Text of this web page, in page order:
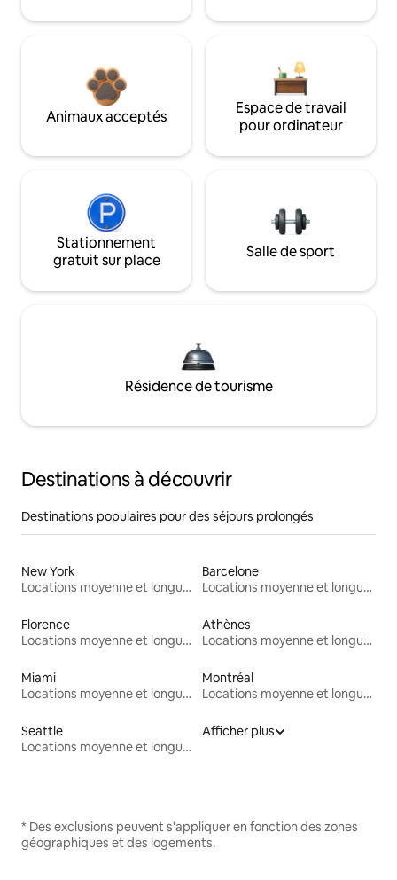
Animaux acceptés
Espace de travail
pour ordinateur
Stationnement
gratuit sur place
Salle de sport
Résidence de tourisme
Destinations à découvrir
Destinations populaires pour des séjours prolongés
New York
Locations moyenne et longue durée
Barcelone
Locations moyenne et longue durée
Florence
Locations moyenne et longue durée
Athènes
Locations moyenne et longue durée
Miami
Locations moyenne et longue durée
Montréal
Locations moyenne et longue durée
Seattle
Locations moyenne et longue durée
Afficher plus
* Des exclusions peuvent s'appliquer en fonction des zones
géographiques et des logements.